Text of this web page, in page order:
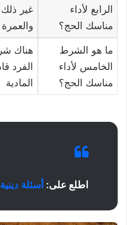
الرابع لأداء
مناسك الحج؟
غير
والعمرة
ما هو الشرط
الخامس لأداء
مناسك الحج؟
هناك
الفرد
المادية
اطلع على: أسئلة